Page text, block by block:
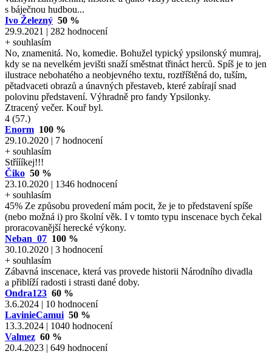
s báječnou hudbou...
Ivo Železný 50 %
29.9.2021 | 282 hodnocení
+ souhlasím
No, znamenitá. No, komedie. Bohužel typický ypsilonský mumraj,
kdy se na nevelkém jevišti snaží směstnat třináct herců. Spíš je to jen
ilustrace nebohatého a neobjevného textu, roztříštěná do, tuším,
pětadvaceti obrazů a únavných přestaveb, které zabírají snad
polovinu představení. Výhradně pro fandy Ypsilonky.
Ztracený večer. Kouř byl.
4 (57.)
Enorm 100 %
29.10.2020 | 7 hodnocení
+ souhlasím
Stříííkej!!!
Čiko 50 %
23.10.2020 | 1346 hodnocení
+ souhlasím
45% Ze způsobu provedení mám pocit, že je to představení spíše
(nebo možná i) pro školní věk. I v tomto typu inscenace bych čekal
proracovanější herecké výkony.
Neban_07 100 %
30.10.2020 | 3 hodnocení
+ souhlasím
Zábavná inscenace, která vas provede historii Národního divadla
a přiblíží radosti i strasti dané doby.
Ondra123 60 %
3.6.2024 | 10 hodnocení
LavinieCamui 50 %
13.3.2024 | 1040 hodnocení
Valmez 60 %
20.4.2023 | 649 hodnocení